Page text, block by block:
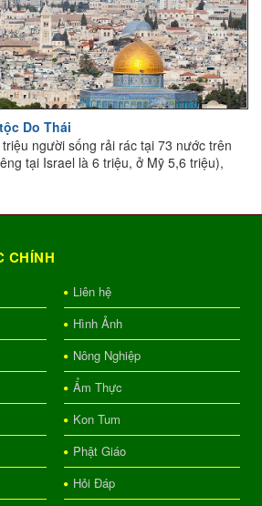
Do Thái
người sống rải rác tại 73 nước trên
tại Israel là 6 triệu, ở Mỹ 5,6 triệu),
CHÍNH
Liên hệ
Hình Ảnh
Nông Nghiệp
Ẩm Thực
Kon Tum
Phật Giáo
Hỏi Đáp